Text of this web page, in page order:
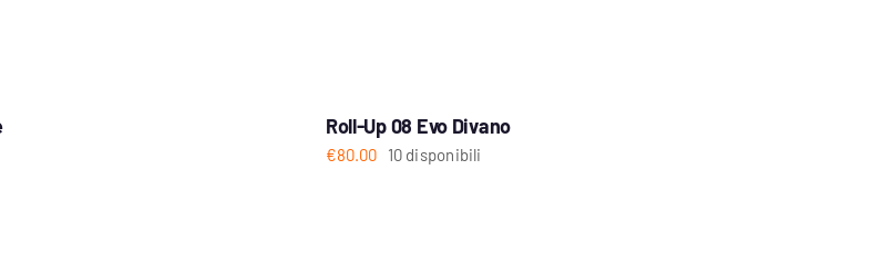
Roll-Up 08 Evo Divano
€80.00 10 disponibili